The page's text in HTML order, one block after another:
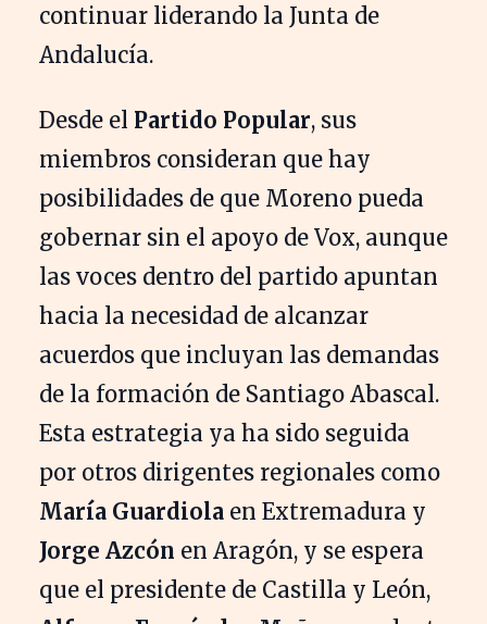
continuar liderando la Junta de
Andalucía.
Desde el Partido Popular, sus
miembros consideran que hay
posibilidades de que Moreno pueda
gobernar sin el apoyo de Vox, aunque
las voces dentro del partido apuntan
hacia la necesidad de alcanzar
acuerdos que incluyan las demandas
de la formación de Santiago Abascal.
Esta estrategia ya ha sido seguida
por otros dirigentes regionales como
María Guardiola en Extremadura y
Jorge Azcón en Aragón, y se espera
que el presidente de Castilla y León,